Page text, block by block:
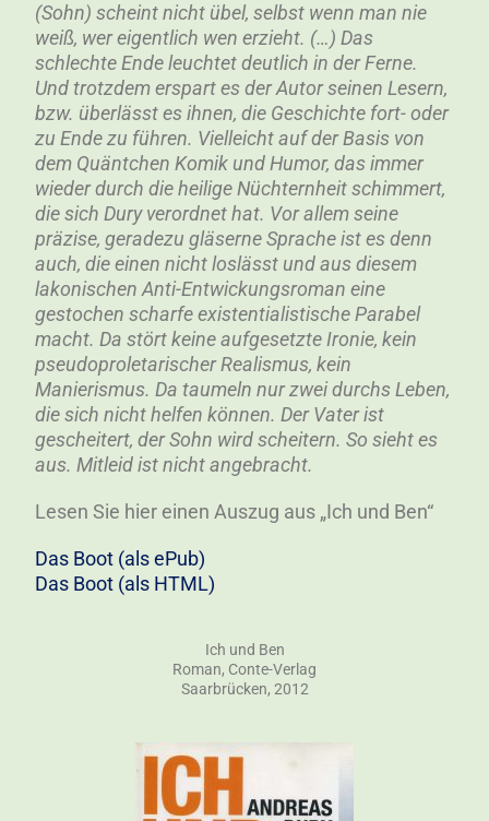
(Sohn) scheint nicht übel, selbst wenn man nie
weiß, wer eigentlich wen erzieht. (…) Das
schlechte Ende leuchtet deutlich in der Ferne.
Und trotzdem erspart es der Autor seinen Lesern,
bzw. überlässt es ihnen, die Geschichte fort- oder
zu Ende zu führen. Vielleicht auf der Basis von
dem Quäntchen Komik und Humor, das immer
wieder durch die heilige Nüchternheit schimmert,
die sich Dury verordnet hat. Vor allem seine
präzise, geradezu gläserne Sprache ist es denn
auch, die einen nicht loslässt und aus diesem
lakonischen Anti-Entwickungsroman eine
gestochen scharfe existentialistische Parabel
macht. Da stört keine aufgesetzte Ironie, kein
pseudoproletarischer Realismus, kein
Manierismus. Da taumeln nur zwei durchs Leben,
die sich nicht helfen können. Der Vater ist
gescheitert, der Sohn wird scheitern. So sieht es
aus. Mitleid ist nicht angebracht.
Lesen Sie hier einen Auszug aus „Ich und Ben“
Das Boot (als ePub)
Das Boot (als HTML)
Ich und Ben
Roman, Conte-Verlag
Saarbrücken, 2012